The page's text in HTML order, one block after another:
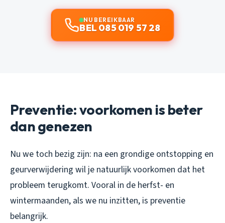
NU BEREIKBAAR
BEL 085 019 57 28
Preventie: voorkomen is beter
dan genezen
Nu we toch bezig zijn: na een grondige ontstopping en
geurverwijdering wil je natuurlijk voorkomen dat het
probleem terugkomt. Vooral in de herfst- en
wintermaanden, als we nu inzitten, is preventie
belangrijk.